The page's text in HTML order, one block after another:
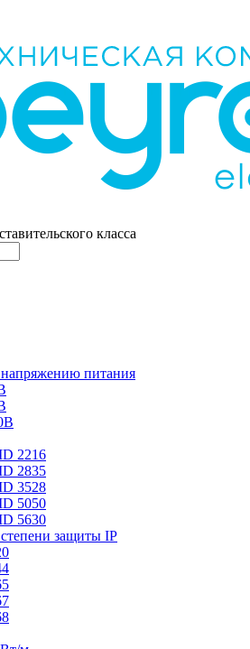
класса
питания
2216
2835
3528
5050
5630
защиты IP